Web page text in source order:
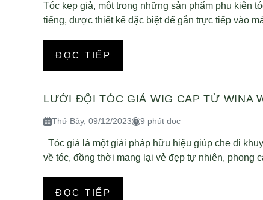
Tóc kẹp giả, một trong những sản phẩm phụ kiện
tiếng, được thiết kế đặc biệt để gắn trực tiếp vào
ĐỌC TIẾP
LƯỚI ĐỘI TÓC GIẢ WIG CAP TỪ WINA
Thứ Bảy, 09/12/2023 9 phút đọc
Tóc giả là một giải pháp hữu hiệu giúp che đi
về tóc, đồng thời mang lại vẻ đẹp tự nhiên, phong
ĐỌC TIẾP